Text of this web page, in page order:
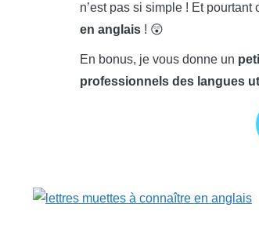
n’est pas si simple ! Et pourtant
en anglais ! 😲
En bonus, je vous donne un
professionnels des langues